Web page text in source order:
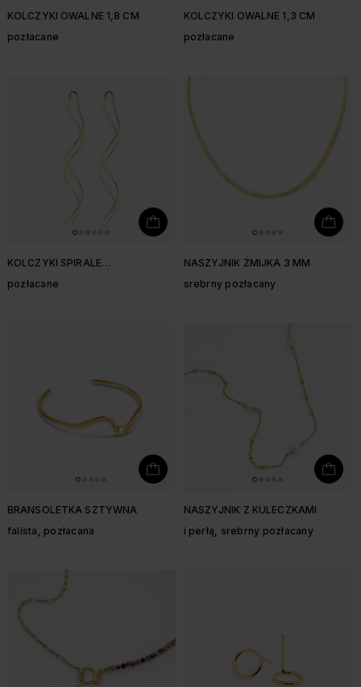
KOLCZYKI OWALNE 1,8 CM
pozłacane
KOLCZYKI OWALNE 1,3 CM
pozłacane
KOLCZYKI SPIRALE
pozłacane
NASZYJNIK ŻMIJKA 3 MM
srebrny pozłacany
BRANSOLETKA SZTYWNA
falista, pozłacana
NASZYJNIK Z KULECZKAMI
i perłą, srebrny pozłacany